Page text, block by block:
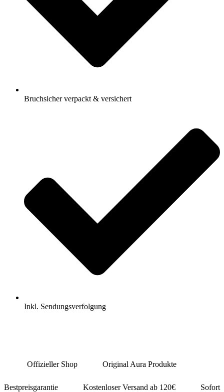
Bruchsicher verpackt & versichert
Inkl. Sendungsverfolgung
Offizieller Shop Original Aura Produkte
Bestpreisgarantie Kostenloser Versand ab 120€ Sofort